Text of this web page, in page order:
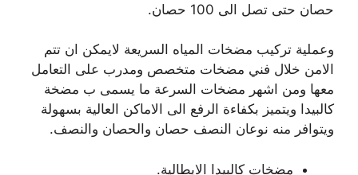
حصان حتى تصل الى 100 حصان.
وعملية تركيب مضخات المياه السريعة لايمكن ان تتم
الامن خلال فني مضخات متخصص ومدرب على التعامل
معها ومن اشهر مضخات السرعة ما يسمى ب مضخة
كالبيدا ويتميز بكفاءة الرفع الى الاماكن العالية بسهولة
ويتوافر منه نوعان النصف حصان والحصان والنصف.
مضخات كالبيدا الايطالية.